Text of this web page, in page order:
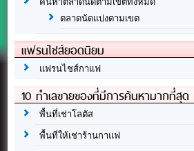
ตลาดนัดแบ่งตามเขต
แฟรนไชส์ยอดนิยม
แฟรนไชส์กาแฟ
10 ทำเลขายของที่มีการค้นหามากที่สุด
พื้นที่เช่าโลตัส
พื้นที่ให้เช่าร้านกาแฟ